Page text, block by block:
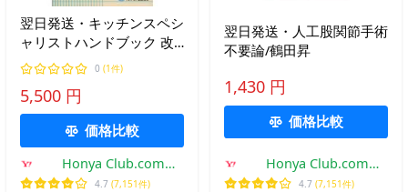
翌日発送・キッチンスペシ
ャリストハンドブック 改
訂二版
0 (1件)
5,500 円
価格比較
Honya Club.com
Yahoo!店
4.7 (7,151件)
翌日発送・人工股関節手術
不要論/鶴田昇
1,430 円
価格比較
Honya Club.com
Yahoo!店
4.7 (7,151件)